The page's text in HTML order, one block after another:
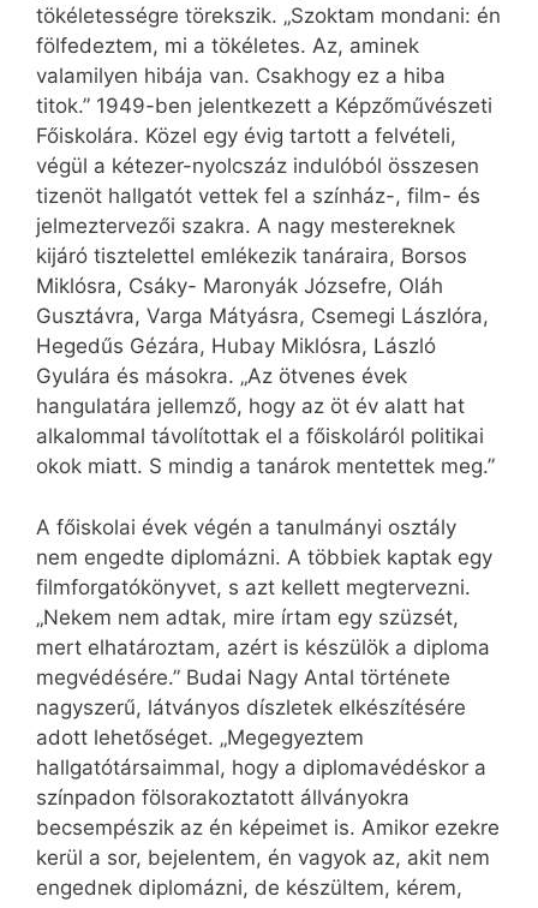
tökéletességre törekszik. „Szoktam mondani: én
fölfedeztem, mi a tökéletes. Az, aminek
valamilyen hibája van. Csakhogy ez a hiba
titok.” 1949-ben jelentkezett a Képzőművészeti
Főiskolára. Közel egy évig tartott a felvételi,
végül a kétezer-nyolcszáz indulóból összesen
tizenöt hallgatót vettek fel a színház-, film- és
jelmeztervezői szakra. A nagy mestereknek
kijáró tisztelettel emlékezik tanáraira, Borsos
Miklósra, Csáky- Maronyák Józsefre, Oláh
Gusztávra, Varga Mátyásra, Csemegi Lászlóra,
Hegedűs Gézára, Hubay Miklósra, László
Gyulára és másokra. „Az ötvenes évek
hangulatára jellemző, hogy az öt év alatt hat
alkalommal távolítottak el a főiskoláról politikai
okok miatt. S mindig a tanárok mentettek meg.”
A főiskolai évek végén a tanulmányi osztály
nem engedte diplomázni. A többiek kaptak egy
filmforgatókönyvet, s azt kellett megtervezni.
„Nekem nem adtak, mire írtam egy szüzsét,
mert elhatároztam, azért is készülök a diploma
megvédésére.” Budai Nagy Antal története
nagyszerű, látványos díszletek elkészítésére
adott lehetőséget. „Megegyeztem
hallgatótársaimmal, hogy a diplomavédéskor a
színpadon fölsorakoztatott állványokra
becsempészik az én képeimet is. Amikor ezekre
kerül a sor, bejelentem, én vagyok az, akit nem
engednek diplomázni, de készültem, kérem,